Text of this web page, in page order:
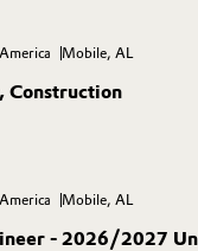
Mobile, AL
Construction
Mobile, AL
- 2026/2027